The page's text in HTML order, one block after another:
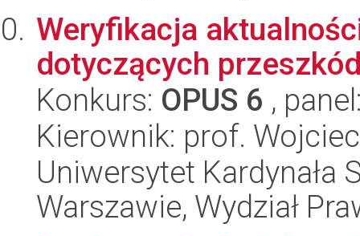
Weryfikacja
dotyczących
Konkurs: OPUS 6 ,
Kierownik: prof.
Uniwersytet Kardynała
Warszawie, Wydział